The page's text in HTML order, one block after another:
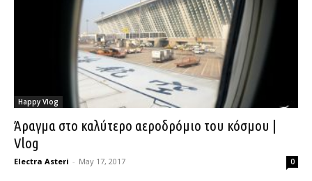
Happy Vlog
Άραγμα στο καλύτερο αεροδρόμιο του κόσμου |
Vlog
Electra Asteri - May 17, 2017 0